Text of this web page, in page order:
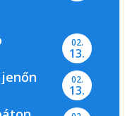
02.
13.
02.
13.